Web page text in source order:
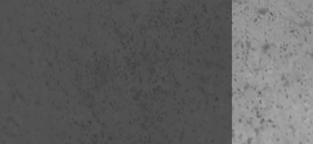
A névre szóló
ben küldjük
Utas-
alábbi
-
időpontban
- telefonon,
- on-line,
Az utazáshoz
Storno